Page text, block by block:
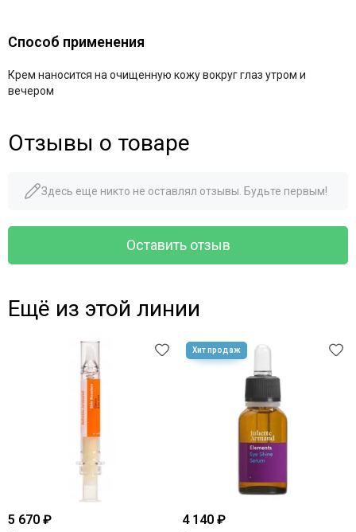
Способ применения
Крем наносится на очищенную кожу вокруг глаз утром и
вечером
Отзывы о товаре
Здесь еще никто не оставлял отзывы. Будьте первым!
Оставить отзыв
Ещё из этой линии
5 670 ₽ 4 140 ₽